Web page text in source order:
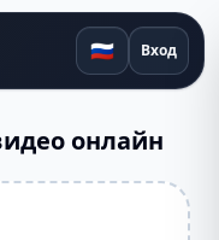
🇷🇺 Вход
онлайн